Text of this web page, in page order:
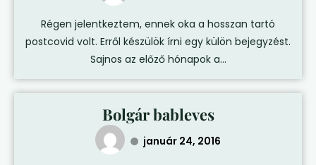
Régen jelentkeztem, ennek oka a hosszan tartó
postcovid volt. Erről készülök írni egy külön bejegyzést.
Sajnos az előző hónapok a...
Bolgár bableves
január 24, 2016